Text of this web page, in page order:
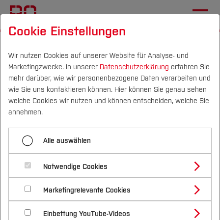
Campus Personen DE|EN Quicklinks
Studium
Studienangebote
Bachelorstudiengänge
Masterstudiengänge
Vor dem Studium
Bewerben & Einschreiben
Bewerbungsportal
Im Studium
Studienbüros und Prüfungen
Nach dem Studium
Forschung & Transfer
Profil
Forschungs- und Transferprofil
Schwerpunkte (FuT)
Beratung & Förderung
Nachhaltigkeit
Nachhaltigkeit studieren
International
Hochschulkommunikation
Pressemitteilungen
Menü aufklappen
2025
2024
2023
2022
Grüner Wasserstoff für
Subsahara-Afrika
27.11.2024PRESSEMITTEILUNG, Nachhaltigkeit,
Elektrotechnik und Informatik (FB E)
Cookie Einstellungen
Wir nutzen Cookies auf unserer Website für Analyse- und
Marketingzwecke. In unserer Datenschutzerklärung erfahren Sie
mehr darüber, wie wir personenbezogene Daten verarbeiten und
wie Sie uns kontaktieren können. Hier können Sie genau sehen
welche Cookies wir nutzen und können entscheiden, welche Sie
annehmen.
Alle auswählen
Notwendige Cookies
Marketingrelevante Cookies
Einbettung YouTube-Videos